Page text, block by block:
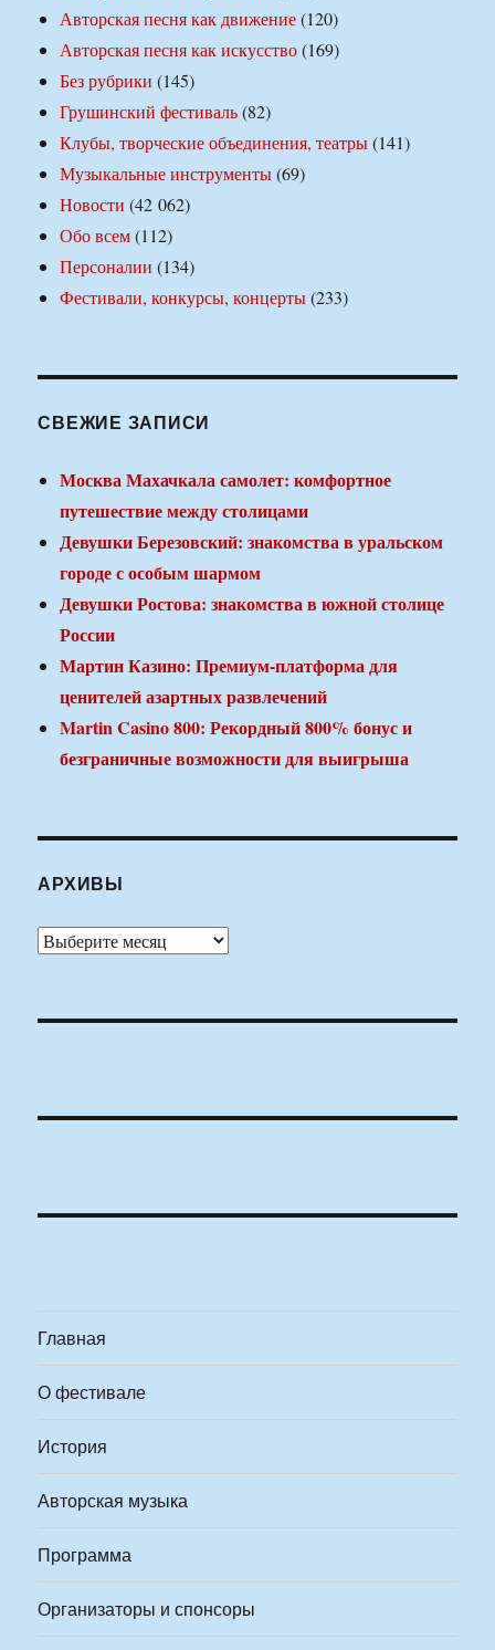
Авторская песня как движение(120)
Авторская песня как искусство(169)
Без рубрики (145)
Грушинский фестиваль(82)
Клубы, творческие объединения, театры(141)
Музыкальные инструменты(69)
Новости (42 062)
Обо всем(112)
Персоналии (134)
Фестивали, конкурсы, концерты(233)
СВЕЖИЕ ЗАПИСИ
Москва Махачкала самолет: комфортное
путешествие между столицами
Девушки Березовский: знакомства в уральском
городе с особым шармом
Девушки Ростова: знакомства в южной столице
России
Мартин Казино: Премиум-платформа для
ценителей азартных развлечений
Martin Casino 800: Рекордный 800% бонус и
безграничные возможности для выигрыша
АРХИВЫ
Архивы
Главная
О фестивале
История
Авторская музыка
Программа
Организаторы и спонсоры